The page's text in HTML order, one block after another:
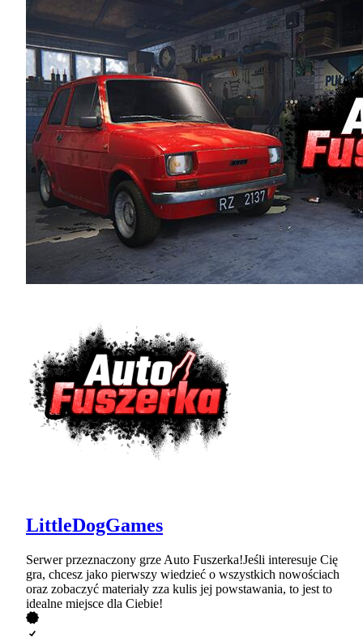
LittleDogGames
Serwer przeznaczony grze Auto Fuszerka!Jeśli interesuje Cię
gra, chcesz jako pierwszy wiedzieć o wszystkich nowościach
oraz zobaczyć materiały zza kulis jej powstawania, to jest to
idealne miejsce dla Ciebie!